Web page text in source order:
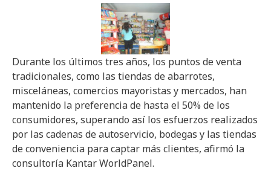
Durante los últimos tres años, los puntos de venta
tradicionales, como las tiendas de abarrotes,
misceláneas, comercios mayoristas y mercados, han
mantenido la preferencia de hasta el 50% de los
consumidores, superando así los esfuerzos realizados
por las cadenas de autoservicio, bodegas y las tiendas
de conveniencia para captar más clientes, afirmó la
consultoría Kantar WorldPanel.